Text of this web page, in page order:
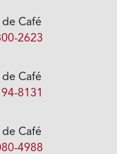
Café
2623
Café
8131
Café
4988